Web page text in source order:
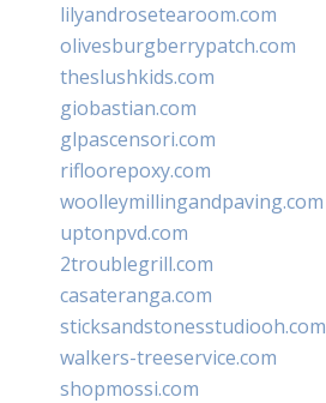
lilyandrosetearoom.com
olivesburgberrypatch.com
theslushkids.com
giobastian.com
glpascensori.com
rifloorepoxy.com
woolleymillingandpaving.com
uptonpvd.com
2troublegrill.com
casateranga.com
sticksandstonesstudiooh.com
walkers-treeservice.com
shopmossi.com